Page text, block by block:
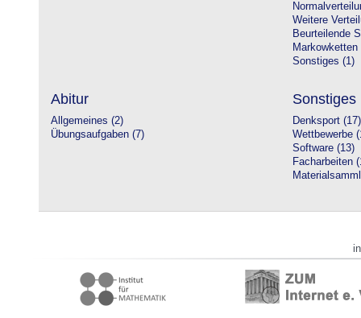
Weitere
Beurteilende
Markowketten
Sonstiges (1)
Abitur
Allgemeines (2)
Übungsaufgaben (7)
Sonstiges
Denksport (17)
Wettbewerbe
Software (13)
Facharbeiten